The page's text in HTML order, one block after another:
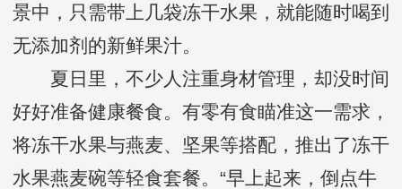
景中，只需带上几袋冻干水果，就能随时喝到
无添加剂的新鲜果汁。
夏日里，不少人注重身材管理，却没时间
好好准备健康餐食。有零有食瞄准这一需求，
将冻干水果与燕麦、坚果等搭配，推出了冻干
水果燕麦碗等轻食套餐。“早上起来，倒点牛